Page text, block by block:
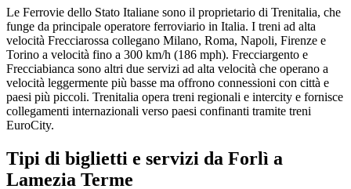
Le Ferrovie dello Stato Italiane sono il proprietario di Trenitalia, che
funge da principale operatore ferroviario in Italia. I treni ad alta
velocità Frecciarossa collegano Milano, Roma, Napoli, Firenze e
Torino a velocità fino a 300 km/h (186 mph). Frecciargento e
Frecciabianca sono altri due servizi ad alta velocità che operano a
velocità leggermente più basse ma offrono connessioni con città e
paesi più piccoli. Trenitalia opera treni regionali e intercity e fornisce
collegamenti internazionali verso paesi confinanti tramite treni
EuroCity.
Tipi di biglietti e servizi da Forlì a
Lamezia Terme